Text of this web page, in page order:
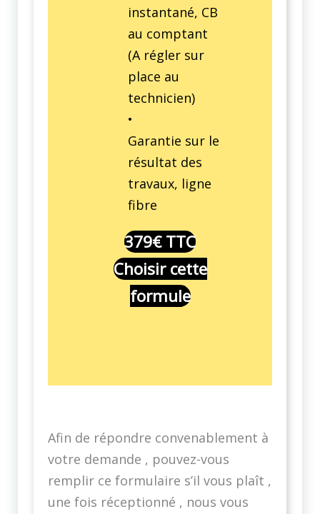
instantané, CB
au comptant
(A régler sur
place au
technicien)
•
Garantie sur le
résultat des
travaux, ligne
fibre
379€ TTC
Choisir cette
formule
Afin de répondre convenablement à
votre demande , pouvez-vous
remplir ce formulaire s’il vous plaît ,
une fois réceptionné , nous vous